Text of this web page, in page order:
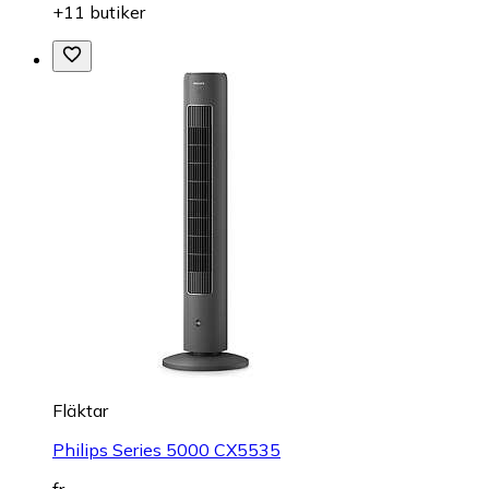
+11 butiker
Fläktar
Philips Series 5000 CX5535